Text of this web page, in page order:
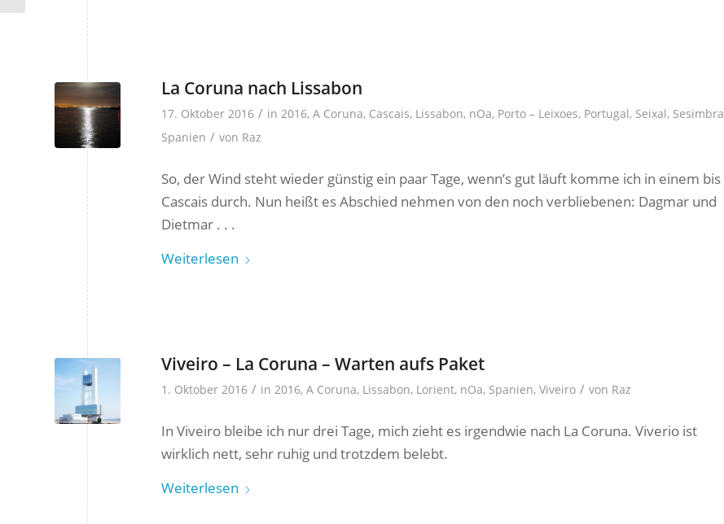
La Coruna nach Lissabon
17. Oktober 2016 / in 2016, A Coruna, Cascais, Lissabon, nOa, Porto – Leixoes, Portugal, Seixal, Sesimbra
Spanien / von Raz
So, der Wind steht wieder günstig ein paar Tage, wenn’s gut läuft komme ich in einem bis
Cascais durch. Nun heißt es Abschied nehmen von den noch verbliebenen: Dagmar und
Dietmar . . .
Weiterlesen
Viveiro – La Coruna – Warten aufs Paket
1. Oktober 2016 / in 2016, A Coruna, Lissabon, Lorient, nOa, Spanien, Viveiro / von Raz
In Viveiro bleibe ich nur drei Tage, mich zieht es irgendwie nach La Coruna. Viverio ist
wirklich nett, sehr ruhig und trotzdem belebt.
Weiterlesen